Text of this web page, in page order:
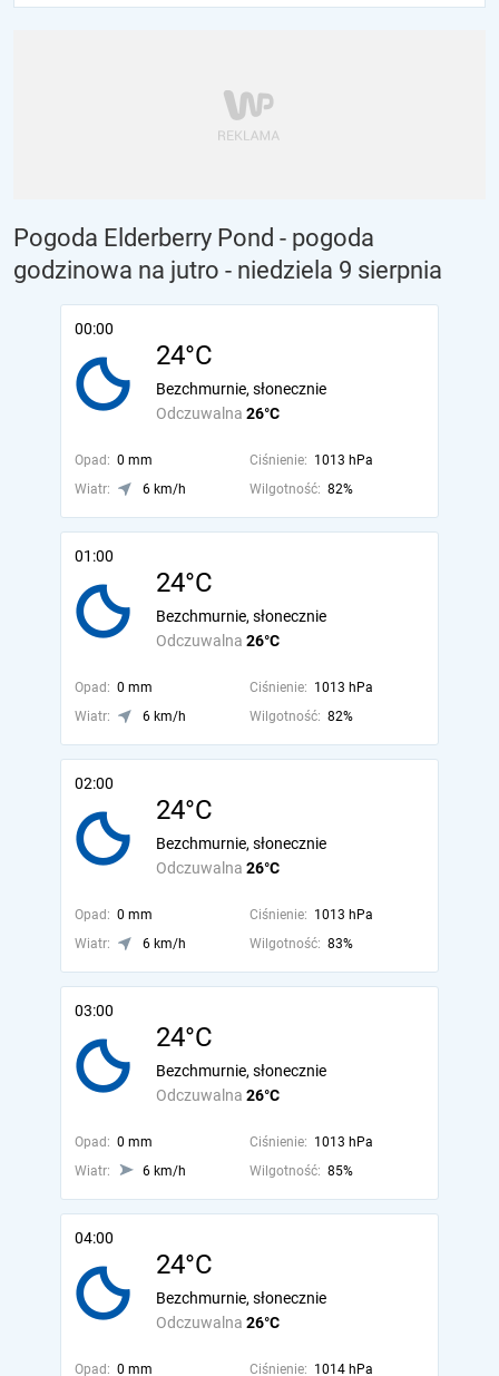
Pogoda Elderberry Pond - pogoda
godzinowa na jutro - niedziela 9 sierpnia
00:00
24°C
Odczuwalna 26°C
Bezchmurnie, słonecznie
Opad: 0 mm Ciśnienie: 1013 hPa
Wiatr:
6 km/h Wilgotność: 82%
01:00
24°C
Odczuwalna 26°C
Bezchmurnie, słonecznie
Opad: 0 mm Ciśnienie: 1013 hPa
Wiatr:
6 km/h Wilgotność: 82%
02:00
24°C
Odczuwalna 26°C
Bezchmurnie, słonecznie
Opad: 0 mm Ciśnienie: 1013 hPa
Wiatr:
6 km/h Wilgotność: 83%
03:00
24°C
Odczuwalna 26°C
Bezchmurnie, słonecznie
Opad: 0 mm Ciśnienie: 1013 hPa
Wiatr:
6 km/h Wilgotność: 85%
04:00
24°C
Odczuwalna 26°C
Bezchmurnie, słonecznie
Opad: 0 mm Ciśnienie: 1014 hPa